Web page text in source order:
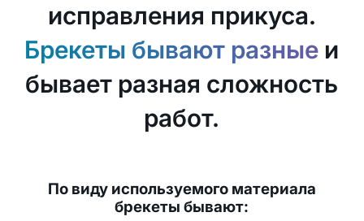
исправления прикуса.
Брекеты бывают разные и
бывает разная сложность
работ.
По виду используемого материала
брекеты бывают: